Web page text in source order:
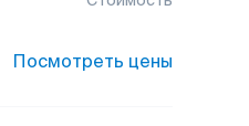
Посмотреть цены